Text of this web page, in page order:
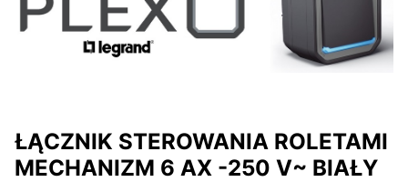
ŁĄCZNIK STEROWANIA ROLETAMI
MECHANIZM 6 AX -250 V~ BIAŁY